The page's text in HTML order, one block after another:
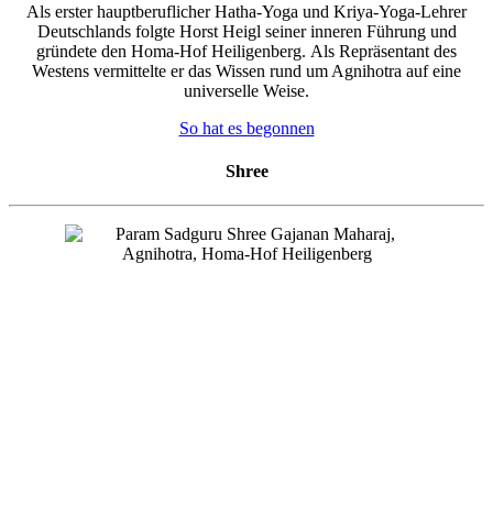
Als erster hauptberuflicher Hatha-Yoga und Kriya-Yoga-Lehrer
Deutschlands folgte Horst Heigl seiner inneren Führung und
gründete den Homa-Hof Heiligenberg. Als Repräsentant des
Westens vermittelte er das Wissen rund um Agnihotra auf eine
universelle Weise.
So hat es begonnen
Shree